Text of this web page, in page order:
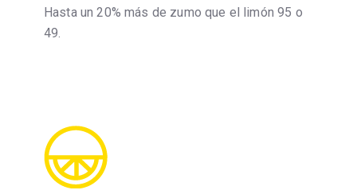
Hasta un 20% más de zumo que el limón 95 o
49.